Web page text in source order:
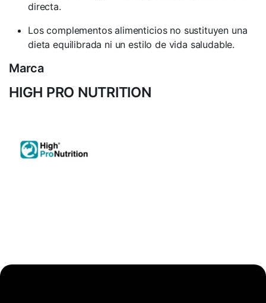
directa.
Los complementos alimenticios no sustituyen una
dieta equilibrada ni un estilo de vida saludable.
Marca
HIGH PRO NUTRITION